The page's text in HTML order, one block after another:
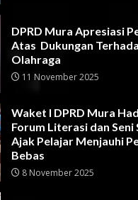
DPRD Mura Apresiasi
Atas Dukungan
Olahraga
11 November 2025
Waket I DPRD Mura
Forum Literasi dan Seni
Ajak Pelajar Menjauhi
Bebas
8 November 2025